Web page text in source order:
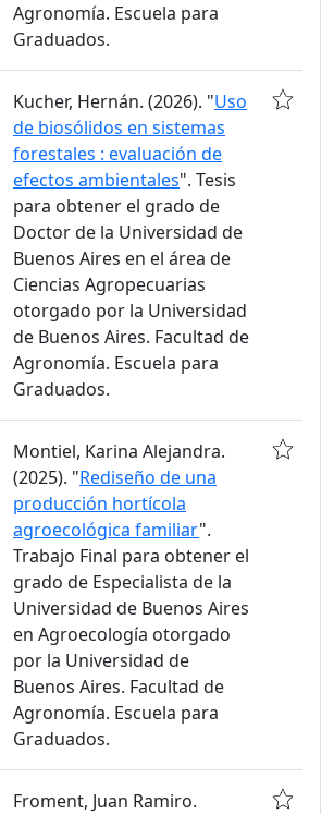
Agronomía. Escuela para
Graduados.
Kucher, Hernán. (2026). "Uso
de biosólidos en sistemas
forestales : evaluación de
efectos ambientales". Tesis
para obtener el grado de
Doctor de la Universidad de
Buenos Aires en el área de
Ciencias Agropecuarias
otorgado por la Universidad
de Buenos Aires. Facultad de
Agronomía. Escuela para
Graduados.
Montiel, Karina Alejandra.
(2025). "Rediseño de una
producción hortícola
agroecológica familiar".
Trabajo Final para obtener el
grado de Especialista de la
Universidad de Buenos Aires
en Agroecología otorgado
por la Universidad de
Buenos Aires. Facultad de
Agronomía. Escuela para
Graduados.
Froment, Juan Ramiro.